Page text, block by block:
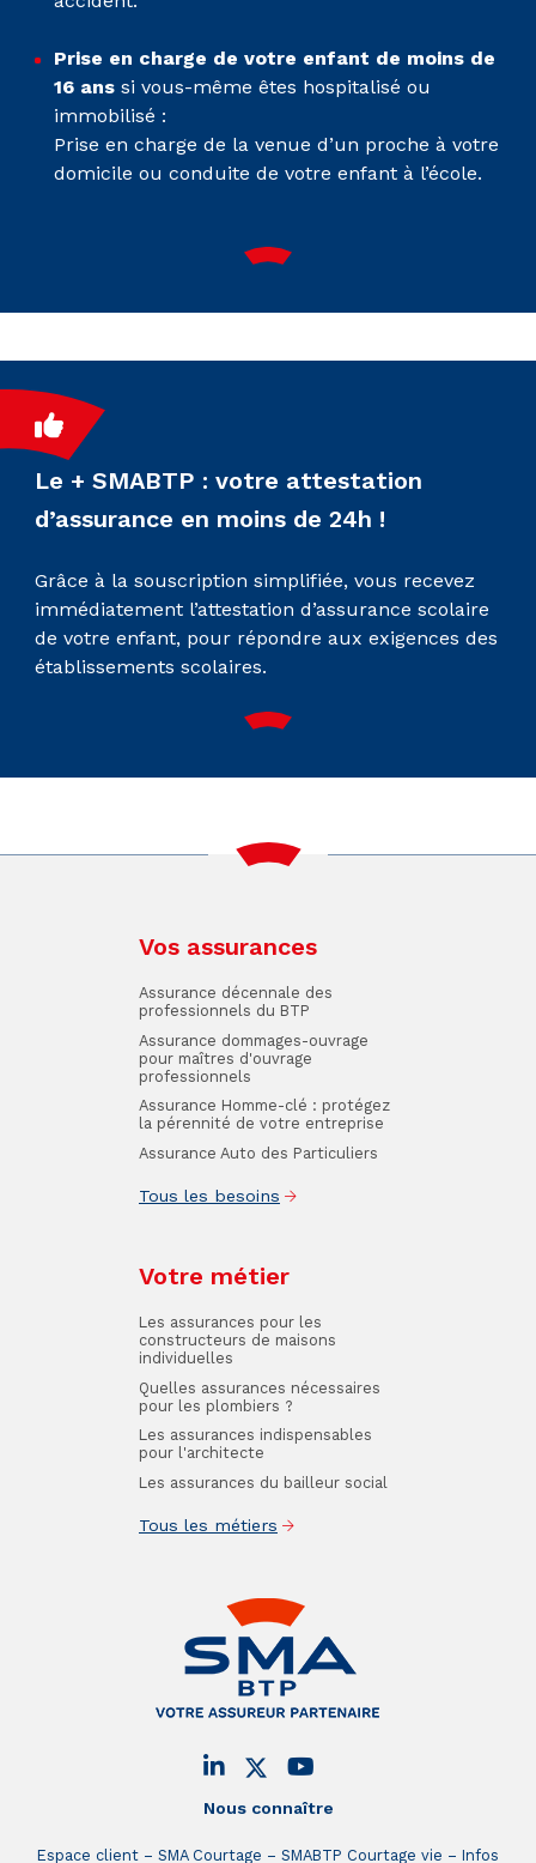
Prise en charge de votre enfant de moins de
16 ans si vous-même êtes hospitalisé ou
immobilisé :
Prise en charge de la venue d’un proche à votre
domicile ou conduite de votre enfant à l’école.
Le + SMABTP : votre attestation
d’assurance en moins de 24h !
Grâce à la souscription simplifiée, vous recevez
immédiatement l’attestation d’assurance scolaire
de votre enfant, pour répondre aux exigences des
établissements scolaires.
Nous connaître
Espace client SMA Courtage SMABTP Courtage vie Infos
Vos assurances
Assurance décennale des
professionnels du BTP
Assurance dommages-ouvrage
pour maîtres d'ouvrage
professionnels
Assurance Homme-clé : protégez
la pérennité de votre entreprise
Assurance Auto des Particuliers
Tous les besoins
Votre métier
Les assurances pour les
constructeurs de maisons
individuelles
Quelles assurances nécessaires
pour les plombiers ?
Les assurances indispensables
pour l'architecte
Les assurances du bailleur social
Tous les métiers